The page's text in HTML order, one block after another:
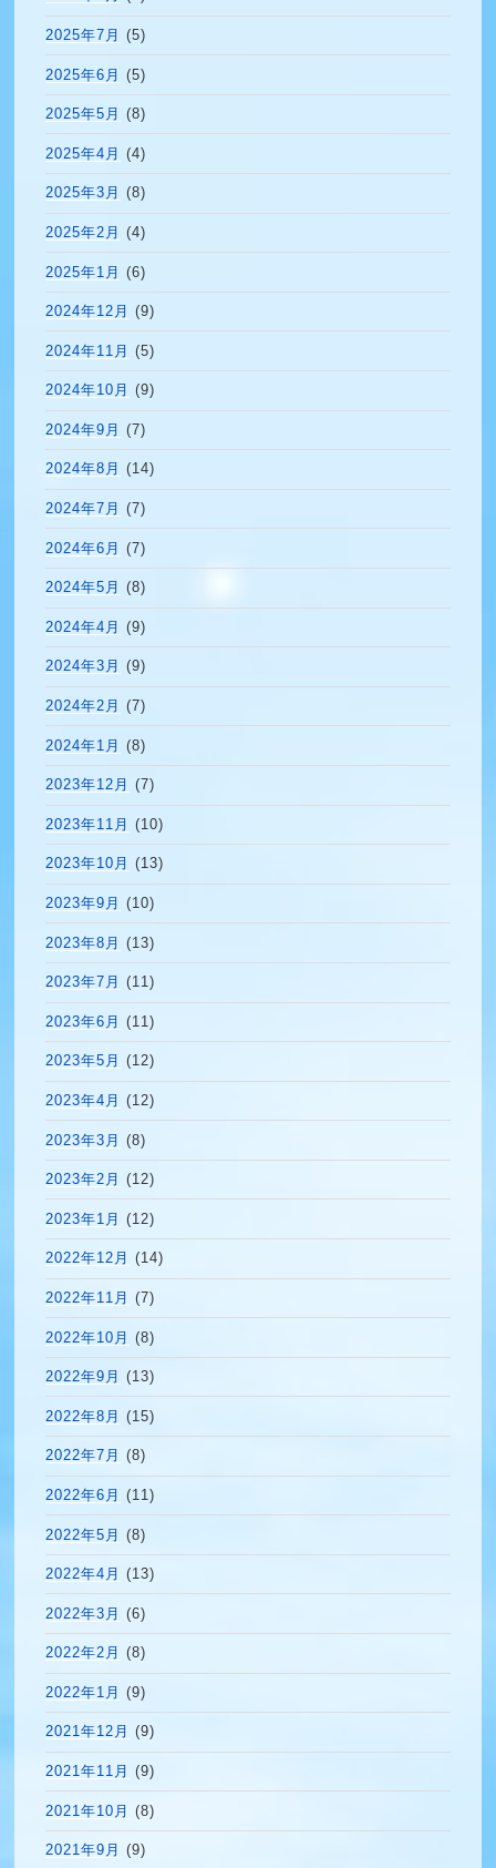
2025年7月 (5)
2025年6月 (5)
2025年5月 (8)
2025年4月 (4)
2025年3月 (8)
2025年2月 (4)
2025年1月 (6)
2024年12月 (9)
2024年11月 (5)
2024年10月 (9)
2024年9月 (7)
2024年8月 (14)
2024年7月 (7)
2024年6月 (7)
2024年5月 (8)
2024年4月 (9)
2024年3月 (9)
2024年2月 (7)
2024年1月 (8)
2023年12月 (7)
2023年11月 (10)
2023年10月 (13)
2023年9月 (10)
2023年8月 (13)
2023年7月 (11)
2023年6月 (11)
2023年5月 (12)
2023年4月 (12)
2023年3月 (8)
2023年2月 (12)
2023年1月 (12)
2022年12月 (14)
2022年11月 (7)
2022年10月 (8)
2022年9月 (13)
2022年8月 (15)
2022年7月 (8)
2022年6月 (11)
2022年5月 (8)
2022年4月 (13)
2022年3月 (6)
2022年2月 (8)
2022年1月 (9)
2021年12月 (9)
2021年11月 (9)
2021年10月 (8)
2021年9月 (9)